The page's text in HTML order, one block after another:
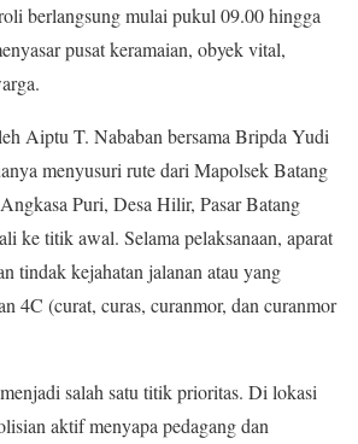
berlangsung mulai pukul 09.00 hingga
pusat keramaian, obyek vital,
Aiptu T. Nababan bersama Bripda Yudi
menyusuri rute dari Mapolsek Batang
Puri, Desa Hilir, Pasar Batang
ke titik awal. Selama pelaksanaan, aparat
tindak kejahatan jalanan atau yang
4C (curat, curas, curanmor, dan curanmor
salah satu titik prioritas. Di lokasi
aktif menyapa pedagang dan